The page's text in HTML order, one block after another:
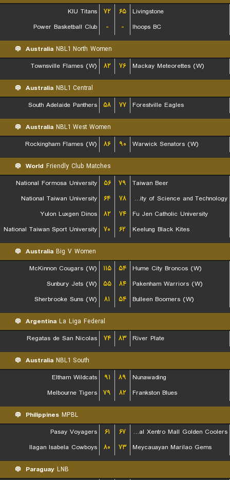
KIU Titans
۷۲ ۶۵
Livingstone
Power Basketball Club
- - Ihoops BC
Australia NBL1 North Women
Townsville Flames (W)
۸۲ ۷۶ Mackay Meteorettes (W)
Australia NBL1 Central
South Adelaide Panthers
۵۸ ۷۷ Forestville Eagles
Australia NBL1 West Women
Rockingham Flames (W)
۸۶ ۹۰ Warwick Senators (W)
World Friendly Club Matches
National Formosa University
۵۶ ۷۹
Taiwan Beer
National Taiwan University
۶۴ ۷۸
Chien Hsin University of Science and Technology
Yulon Luxgen Dinos
۸۲ ۷۴
Fu Jen Catholic University
National Taiwan Sport University
۷۰ ۶۲ Keelung Black Kites
Australia Big V Women
McKinnon Cougars (W)
۱۱۵ ۵۴
Hume City Broncos (W)
Sunbury Jets (W)
۵۵ ۸۴
Pakenham Warriors (W)
Sherbrooke Suns (W)
۸۱ ۵۴ Bulleen Boomers (W)
Argentina La Liga Federal
Regatas de San Nicolas
۷۴ ۸۳ River Plate
Australia NBL1 South
Eltham Wildcats
۹۱ ۸۹
Nunawading
Melbourne Tigers
۷۹ ۸۲ Frankston Blues
Philippines MPBL
Pasay Voyagers
۶۱ ۶۷
Rizal Xentro Mall Golden Coolers
Ilagan Isabela Cowboys
۸۰ ۷۳ Meycauayan Marilao Gems
Paraguay LNB